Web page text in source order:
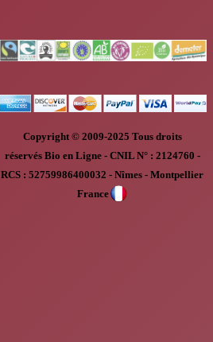
Copyright © 2009-2025 Tous droits
réservésBio en Ligne - CNIL N° : 2124760 -
RCS : 52759986400032 - Nîmes - Montpellier
France